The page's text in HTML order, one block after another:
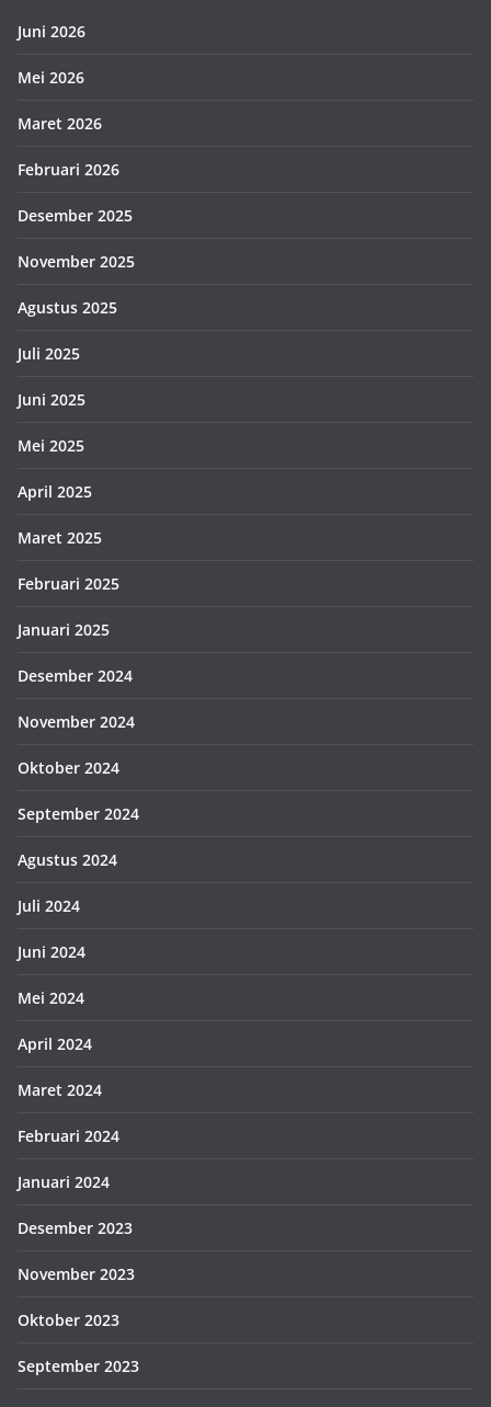
Juni 2026
Mei 2026
Maret 2026
Februari 2026
Desember 2025
November 2025
Agustus 2025
Juli 2025
Juni 2025
Mei 2025
April 2025
Maret 2025
Februari 2025
Januari 2025
Desember 2024
November 2024
Oktober 2024
September 2024
Agustus 2024
Juli 2024
Juni 2024
Mei 2024
April 2024
Maret 2024
Februari 2024
Januari 2024
Desember 2023
November 2023
Oktober 2023
September 2023